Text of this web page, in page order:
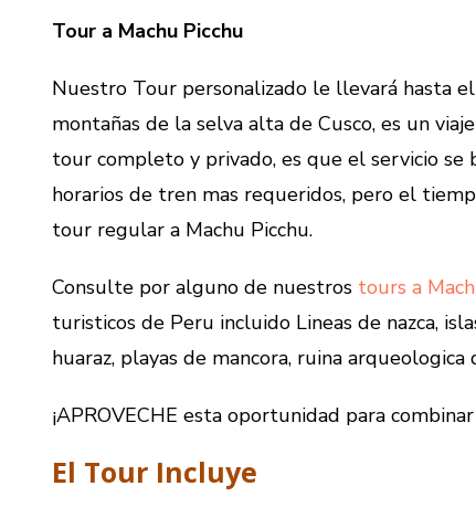
Tour a Machu Picchu
Nuestro Tour personalizado le llevará hasta
montañas de la selva alta de Cusco, es un
tour completo y privado, es que el servicio
horarios de tren mas requeridos, pero el
tour regular a Machu Picchu.
Consulte por alguno de nuestros tours a
turisticos de Peru incluido Lineas de nazca,
huaraz, playas de mancora, ruina
¡APROVECHE esta oportunidad para
El Tour Incluye